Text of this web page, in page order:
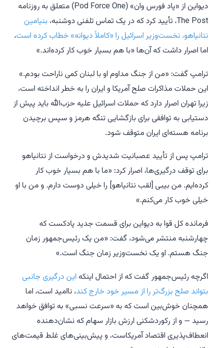
دیواین از «پاد فورس وان» (Pod Force One) متعلق به روزنامه
The Post، تأیید کرد که در یک تماس تلفنی دوشنبه،
بنیامین
نتانیاهو، نخست‌وزیر اسرائیل را «کاملاً دیوانه» خطاب کرده است،
اما اصرار داشت که آن‌ها «با هم بسیار خوب کار کرده‌اند.»
ترامپ گفت: «من از جنگ مداوم او با لبنان کمی ناراحت بودم.»
این حملات مذاکرات صلح آمریکا و ایران را به خطر انداخته است،
زیرا تهران اصرار دارد که حملات اسرائیل علیه حزب‌الله باید پیش از
دستیابی به توافقی برای بازگشایی تنگه هرمز و سپس برچیدن
برنامه هسته‌ای ایران متوقف شود.
ترامپ پس از تأیید عصبانیت شدیدش و درخواست از نتانیاهو
برای توقف درگیری‌ها، اصرار کرد: «ما با هم بسیار خوب کار
کرده‌ایم. من بیبی [لقب نتانیاهو] را خیلی دوست دارم. و من با او
خیلی خوب کار می‌کنم.»
فرمانده کل قوا به دیواین برای قسمت جدید پادکست که
چهارشنبه منتشر می‌شود، گفت: «من یک رئیس‌جمهور زمان
جنگ هستم. او یک نخست‌وزیر زمان جنگ است.»
اگرچه رئیس‌جمهور گفت که از احتمال اینکه این درگیری جانبی
بتواند صلح بزرگ‌تر را از مسیر خود خارج کند، ناامید است، اما
همچنان خوش‌بین است که به «سرعت نسبی» به توافق خواهد
رسید — و از رکوردشکنی ارزش بازار سهام که نشان‌دهنده
انعطاف‌پذیری اقتصاد آمریکاست، و پیش‌بینی‌های غلط قیمت‌های